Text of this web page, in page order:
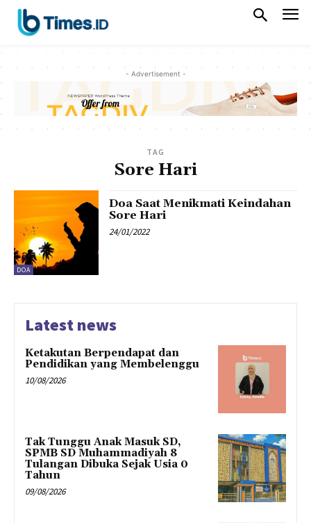
- Advertisement -
TAG
Sore Hari
DOA
Doa Saat Menikmati Keindahan
Sore Hari
24/01/2022
Latest news
Ketakutan Berpendapat dan
Pendidikan yang Membelenggu
10/08/2026
Tak Tunggu Anak Masuk SD,
SPMB SD Muhammadiyah 8
Tulangan Dibuka Sejak Usia 0
Tahun
09/08/2026